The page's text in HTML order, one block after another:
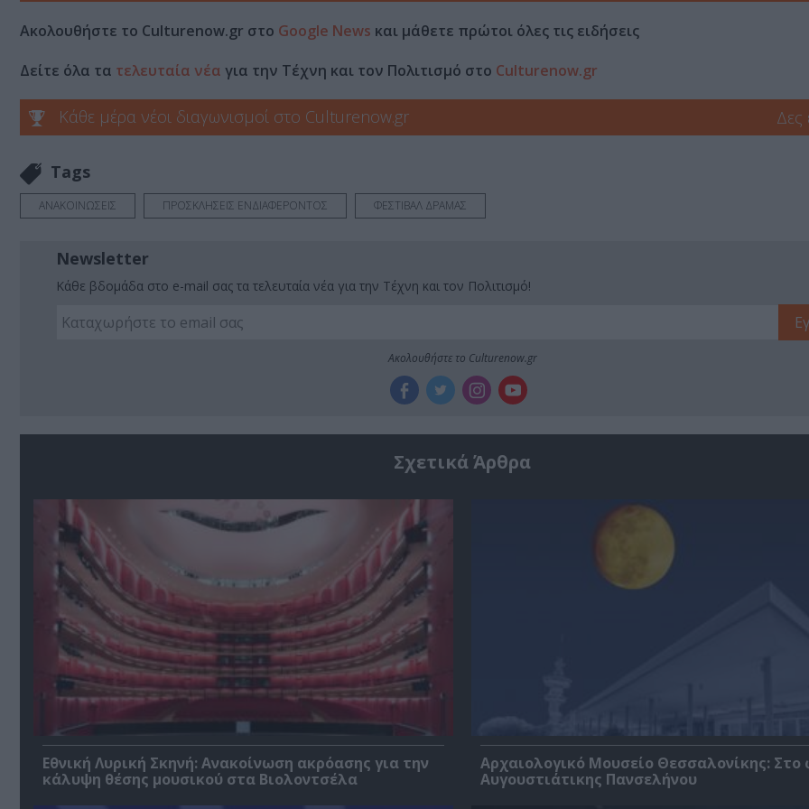
Ακολουθήστε το Culturenow.gr στο Google News και μάθετε πρώτοι όλες τις ειδήσεις
Δείτε όλα τα τελευταία νέα για την Τέχνη και τον Πολιτισμό στο Culturenow.gr
Κάθε μέρα νέοι διαγωνισμοί στο Culturenow.gr Δες
Tags
ΑΝΑΚΟΙΝΩΣΕΙΣ ΠΡΟΣΚΛΗΣΕΙΣ ΕΝΔΙΑΦΕΡΟΝΤΟΣ ΦΕΣΤΙΒΑΛ ΔΡΑΜΑΣ
Newsletter
Κάθε βδομάδα στο e-mail σας τα τελευταία νέα για την Τέχνη και τον Πολιτισμό!
Ακολουθήστε το Culturenow.gr
Σχετικά Άρθρα
Εθνική Λυρική Σκηνή: Ανακοίνωση ακρόασης για την
κάλυψη θέσης μουσικού στα Βιολοντσέλα
Αρχαιολογικό Μουσείο Θεσσαλονίκης: Στο
Αυγουστιάτικης Πανσελήνου